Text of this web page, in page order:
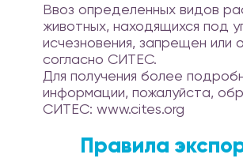
Ввоз определенных видов
животных, находящихся под
исчезновения, запрещен или
согласно СИТЕС.
Для получения более
информации, пожалуйста,
СИТЕС: www.cites.org
Правила